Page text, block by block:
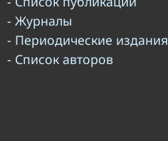
- Журналы
- Периодические издания
- Список авторов